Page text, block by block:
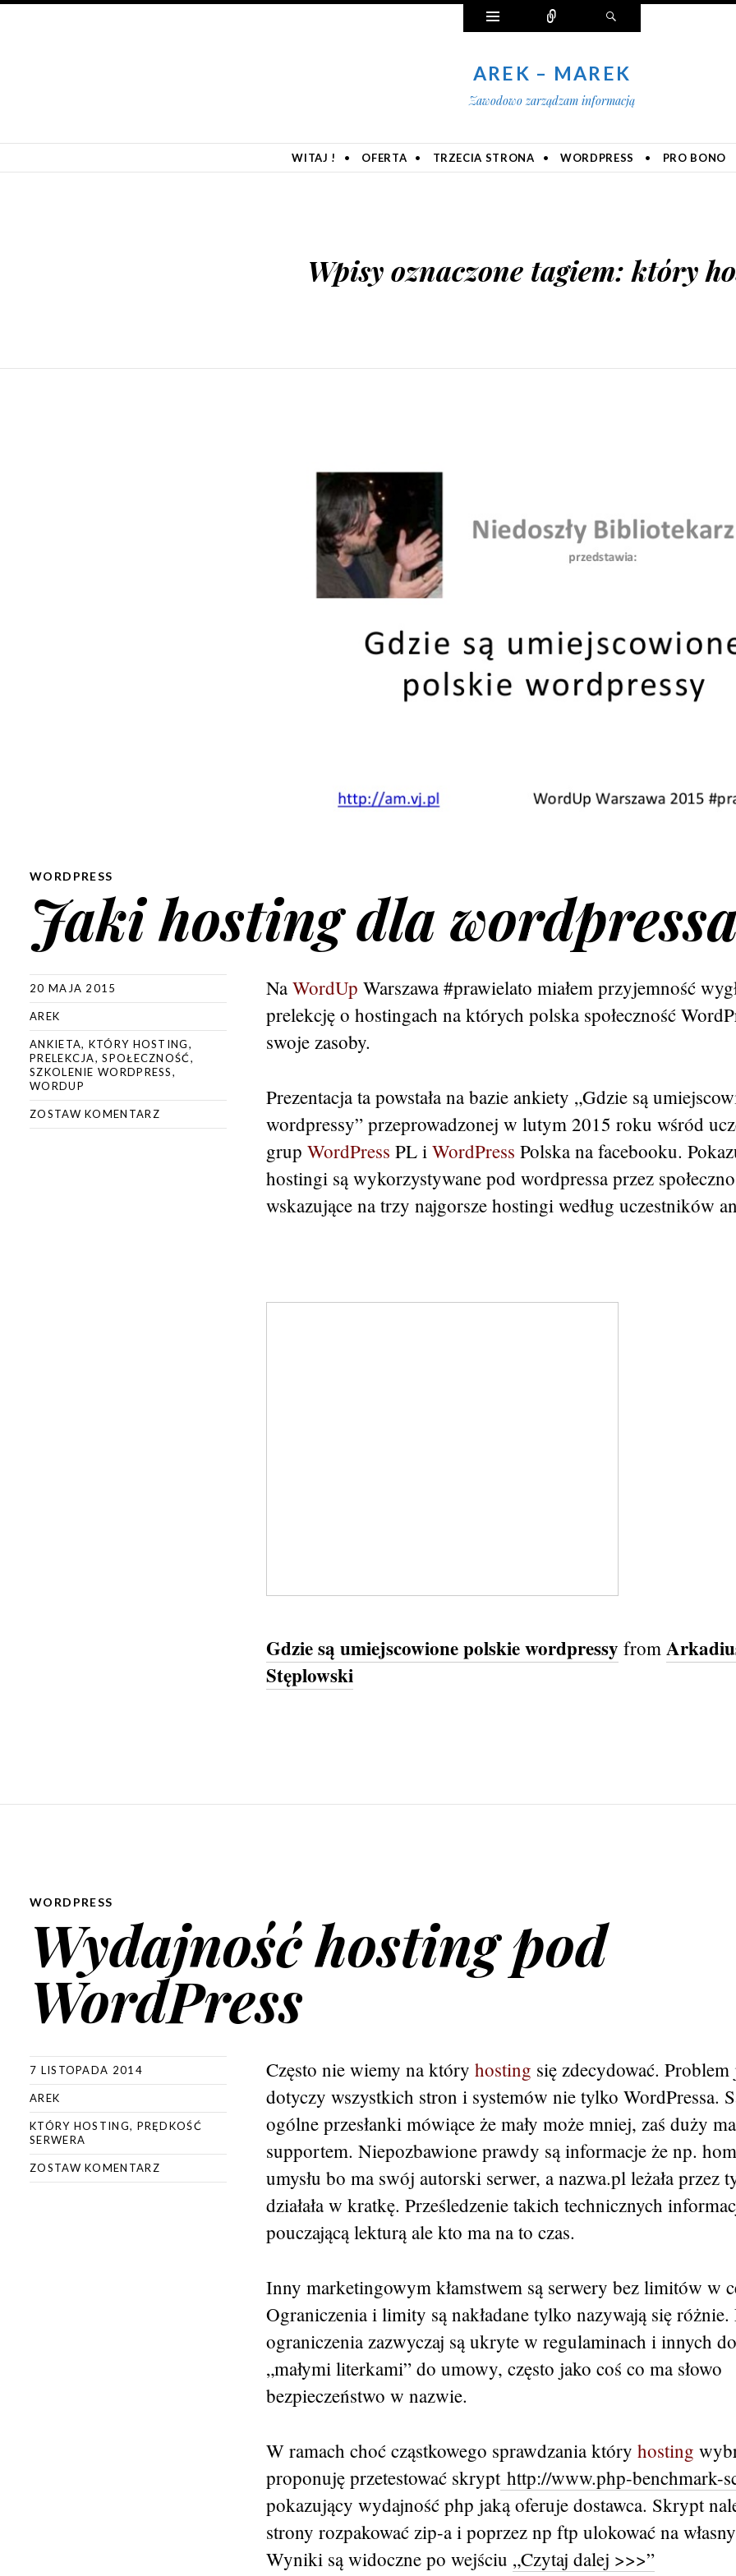
Widgety Połącz
AREK – MAREK
Zawodowo zarządzam informacją
WITAJ ! OFERTA TRZECIA STRONA WORDPRESS PRO BONO
Wpisy oznaczone tagiem:który
WORDPRESS
Jaki hosting dla
20 MAJA 2015
AREK
ANKIETA, KTÓRY HOSTING,
PRELEKCJA,SPOŁECZNOŚĆ,
SZKOLENIE WORDPRESS,
WORDUP
ZOSTAW KOMENTARZ
NaWordUp Warszawa #prawielato miałem przyjemność
prelekcję o hostingach na których polska społeczność
swoje zasoby.
Prezentacja ta powstała na bazie ankiety „Gdzie są
wordpressy” przeprowadzonej w lutym 2015 roku wśród
grup WordPress PL i WordPress Polska na facebooku.
hostingi są wykorzystywane pod wordpressa przez
wskazujące na trzy najgorsze hostingi według uczestników
Gdzie są umiejscowione polskie wordpressy from
Stęplowski
WORDPRESS
Wydajność hosting pod
WordPress
7 LISTOPADA 2014
AREK
KTÓRY HOSTING, PRĘDKOŚĆ
SERWERA
ZOSTAW KOMENTARZ
Często nie wiemy na który hosting się zdecydować.
dotyczy wszystkich stron i systemów nie tylko WordPressa.
ogólne przesłanki mówiące że mały może mniej, zaś duży
supportem. Niepozbawione prawdy są informacje że np.
umysłu bo ma swój autorski serwer, a nazwa.pl leżała przez
działała w kratkę. Prześledzenie takich technicznych
pouczającą lekturą ale kto ma na to czas.
Inny marketingowym kłamstwem są serwery bez limitów w
Ograniczenia i limity są nakładane tylko nazywają się
ograniczenia zazwyczaj są ukryte w regulaminach i innych
„małymi literkami” do umowy, często jako coś co ma słowo
bezpieczeństwo w nazwie.
W ramach choć cząstkowego sprawdzania który hosting
proponuję przetestować skrypthttp://www.php-benchmark-
pokazujący wydajność php jaką oferuje dostawca. Skrypt
strony rozpakować zip-a i poprzez np ftp ulokować na
Wyniki są widoczne po wejściu „Czytaj dalej >>>”